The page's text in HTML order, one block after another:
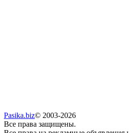
Pasika.biz© 2003-2026
Все права защищены.